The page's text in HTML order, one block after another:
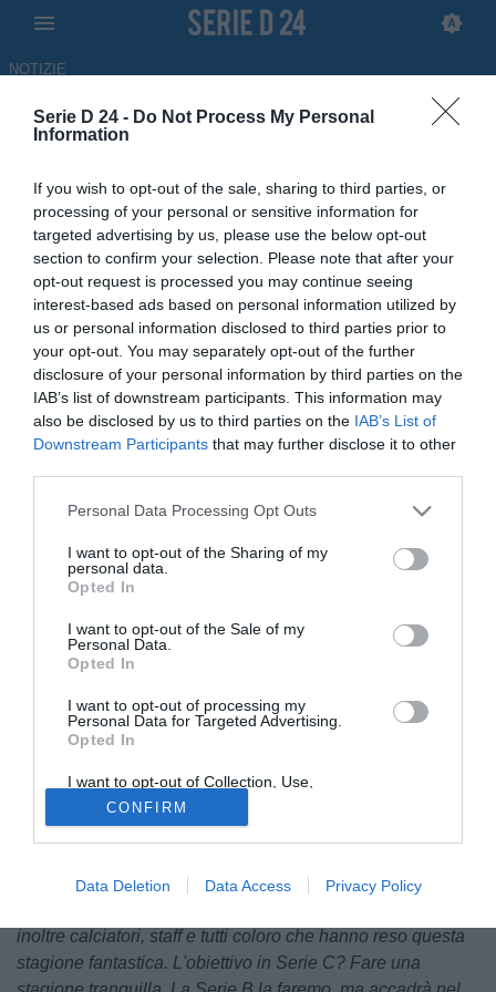
Serie D 24 - Do Not Process My Personal
Information
If you wish to opt-out of the sale, sharing to third parties, or
processing of your personal or sensitive information for
targeted advertising by us, please use the below opt-out
section to confirm your selection. Please note that after your
opt-out request is processed you may continue seeing
interest-based ads based on personal information utilized by
us or personal information disclosed to third parties prior to
your opt-out. You may separately opt-out of the further
disclosure of your personal information by third parties on the
IAB’s list of downstream participants. This information may
also be disclosed by us to third parties on the IAB’s List of
Downstream Participants that may further disclose it to other
Personal Data Processing Opt Outs
I want to opt-out of the Sharing of my
personal data.
Opted In
I want to opt-out of the Sale of my
Personal Data.
Opted In
I want to opt-out of processing my
Personal Data for Targeted Advertising.
Opted In
I want to opt-out of Collection, Use,
Retention, Sale, and/or Sharing of my
Personal Data that Is Unrelated with the
Purposes for which it was collected.
Opted Out
CONFIRM
Data Deletion Data Access Privacy Policy
NOTIZIE
Scafatese, il presidente
Romano annuncia: "Serie B?
Arriverà nel momento giusto"
INTERVISTA
06.06.2026 19:00 di Redazione
Le dichiarazioni del presidente Felice Romano e dell'allenatore
Giovanni Ferraro ai microfoni di seried24.com dopo la vittoria sul
Vado in finale
La Scafatese è la squadra campione d'Italia della Serie D
25/26. Al termine della finale contro il Vado, il presidente
commentato ai nostri microfoni l'emozione dopo una
vittoria così importante.
ringraziare il mio allenatore per aver portato la squadra
inoltre calciatori, staff e tutti coloro che hanno reso questa
stagione fantastica. L'obiettivo in Serie C? Fare una